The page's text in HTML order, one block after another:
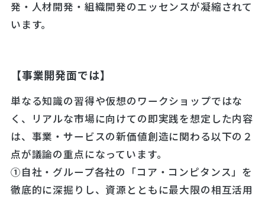
発・人材開発・組織開発のエッセンスが凝縮されて
います。
【事業開発面では】
単なる知識の習得や仮想のワークショップではな
く、リアルな市場に向けての即実践を想定した内容
は、事業・サービスの新価値創造に関わる以下の２
点が議論の重点になっています。
①自社・グループ各社の「コア・コンピタンス」を
徹底的に深掘りし、資源とともに最大限の相互活用